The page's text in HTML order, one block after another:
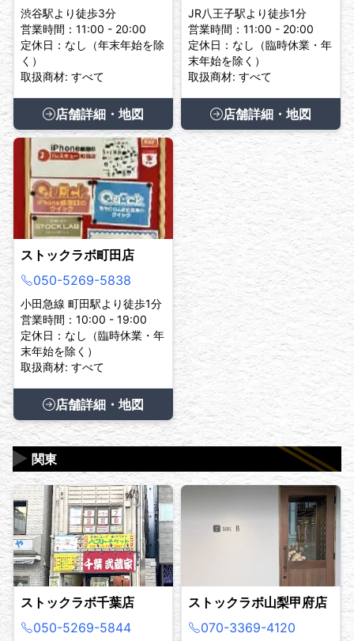
渋谷駅より徒歩3分
営業時間：11:00 - 20:00
定休日：なし（年末年始を除
く）
取扱商材: すべて
店舗詳細・地図
JR八王子駅より徒歩1分
営業時間：11:00 - 20:00
定休日：なし（臨時休業・年
末年始を除く）
取扱商材: すべて
店舗詳細・地図
ストックラボ町田店
050-5269-5838
小田急線 町田駅より徒歩1分
営業時間：10:00 - 19:00
定休日：なし（臨時休業・年
末年始を除く）
取扱商材: すべて
店舗詳細・地図
関東
▶
ストックラボ千葉店
050-5269-5844
ストックラボ山梨甲府店
070-3369-4120